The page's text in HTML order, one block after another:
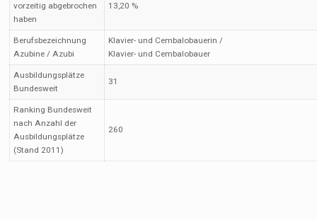
vorzeitig abgebrochen
haben
13,20 %
Berufsbezeichnung
Azubine / Azubi
Klavier- und Cembalobauerin /
Klavier- und Cembalobauer
Ausbildungsplätze
Bundesweit
31
Ranking Bundesweit
nach Anzahl der
Ausbildungsplätze
(Stand 2011)
260